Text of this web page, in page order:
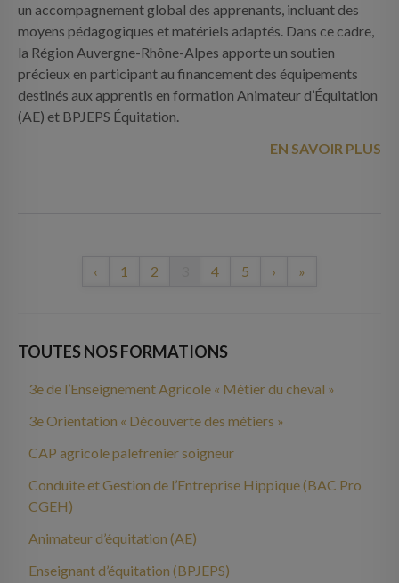
un accompagnement global des apprenants, incluant des
moyens pédagogiques et matériels adaptés. Dans ce cadre,
la Région Auvergne-Rhône-Alpes apporte un soutien
précieux en participant au financement des équipements
destinés aux apprentis en formation Animateur d’Équitation
(AE) et BPJEPS Équitation.
EN SAVOIR PLUS
‹ 1 2 4 5 › »
TOUTES NOS FORMATIONS
3e de l’Enseignement Agricole « Métier du cheval »
3e Orientation « Découverte des métiers »
CAP agricole palefrenier soigneur
Conduite et Gestion de l’Entreprise Hippique (BAC Pro
CGEH)
Animateur d’équitation (AE)
Enseignant d’équitation (BPJEPS)